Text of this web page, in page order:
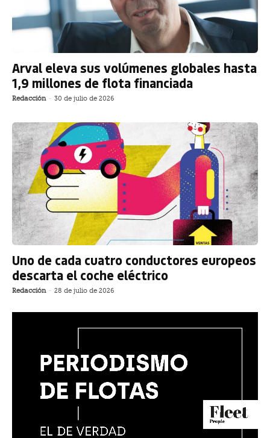
Arval eleva sus volúmenes globales hasta
1,9 millones de flota financiada
Redacción - 30 de julio de 2026
Uno de cada cuatro conductores europeos
descarta el coche eléctrico
Redacción - 28 de julio de 2026